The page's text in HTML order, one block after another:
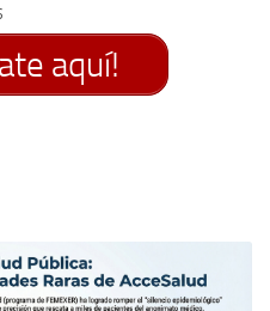
aquí!